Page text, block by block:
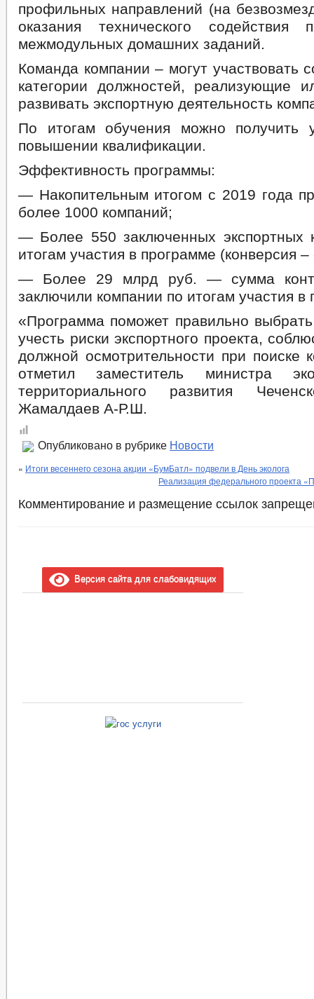
профильных направлений (на
оказания технического содействия
межмодульных домашних заданий.
Команда компании – могут участвовать
категории должностей, реализующие
развивать экспортную деятельность
По итогам обучения можно получить
повышении квалификации.
Эффективность программы:
— Накопительным итогом с 2019 года
более 1000 компаний;
— Более 550 заключенных экспортных
итогам участия в программе (конверсия
— Более 29 млрд руб. — сумма
заключили компании по итогам участия в
«Программа поможет правильно
учесть риски экспортного проекта,
должной осмотрительности при поиске
отметил заместитель министра
территориального развития
Жамалдаев А-Р.Ш.
Опубликовано в рубрике Новости
« Итоги весеннего сезона акции «БумБатл» подвели в День эколога
Реализация федерального проекта
Комментирование и размещение ссылок
Версия сайта для слабовидящих